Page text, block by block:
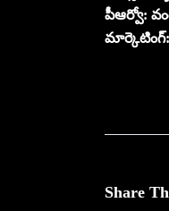
పీఆర్వో:
Share